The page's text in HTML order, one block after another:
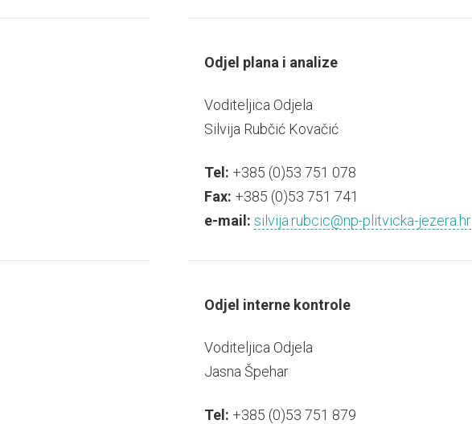
Odjel plana i analize
Voditeljica Odjela
Silvija Rubčić Kovačić
Tel: +385 (0)53 751 078
Fax: +385 (0)53 751 741
e-mail: silvija.rubcic@np-plitvicka-jezera.hr
Odjel interne kontrole
Voditeljica Odjela
Jasna Špehar
Tel: +385 (0)53 751 879